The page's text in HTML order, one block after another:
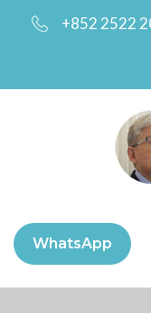
+852 2522
WhatsApp